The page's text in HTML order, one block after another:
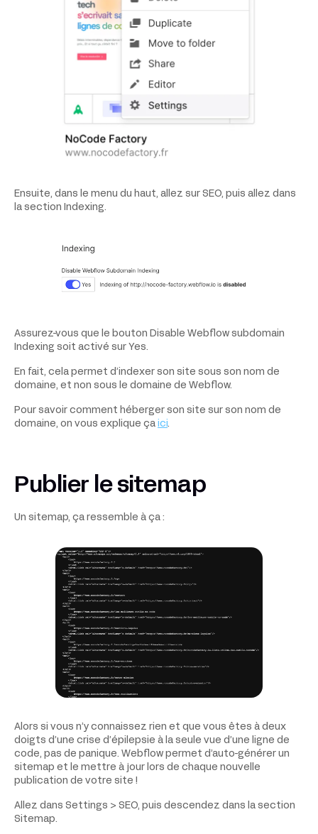
Ensuite, dans le menu du haut, allez sur SEO, puis allez dans
la section Indexing.
Assurez-vous que le bouton Disable Webflow subdomain
Indexing soit activé sur Yes.
En fait, cela permet d’indexer son site sous son nom de
domaine, et non sous le domaine de Webflow.
Pour savoir comment héberger son site sur son nom de
domaine, on vous explique ça ici.
Publier le sitemap
Un sitemap, ça ressemble à ça :
Alors si vous n’y connaissez rien et que vous êtes à deux
doigts d’une crise d’épilepsie à la seule vue d’une ligne de
code, pas de panique. Webflow permet d’auto-générer un
sitemap et le mettre à jour lors de chaque nouvelle
publication de votre site !
Allez dans Settings > SEO, puis descendez dans la section
Sitemap.